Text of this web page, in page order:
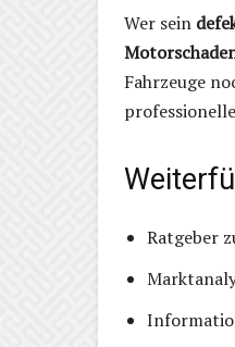
Wer sein
Fahrzeuge
professionelle
Ratgeber